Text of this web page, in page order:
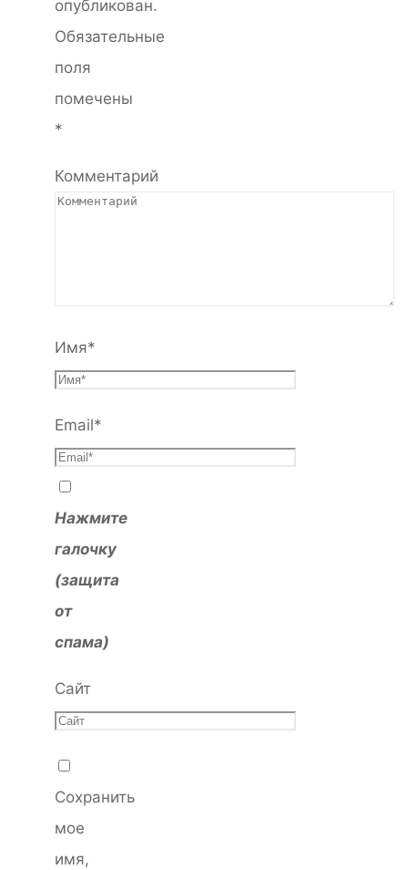
опубликован.
Обязательные
поля
помечены
*
Комментарий
Имя*
Email*
Нажмите
галочку
(защита
от
спама)
Сайт
Сохранить
мое
имя,